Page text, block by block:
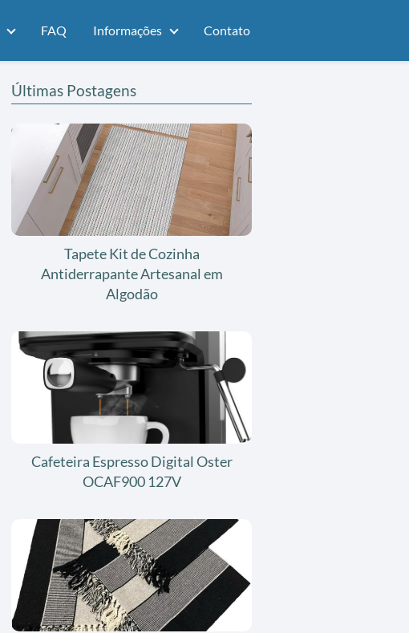
FAQ Informações Contato
Últimas Postagens
Tapete Kit de Cozinha
Antiderrapante Artesanal em
Algodão
Cafeteira Espresso Digital Oster
OCAF900 127V